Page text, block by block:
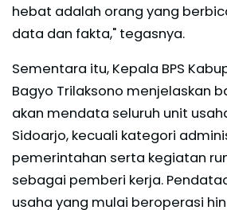
hebat adalah orang yang
data dan fakta," tegasnya.
Sementara itu, Kepala BPS
Bagyo Trilaksono menjelaskan
akan mendata seluruh unit
Sidoarjo, kecuali kategori
pemerintahan serta kegiatan
sebagai pemberi kerja.
usaha yang mulai beroperasi